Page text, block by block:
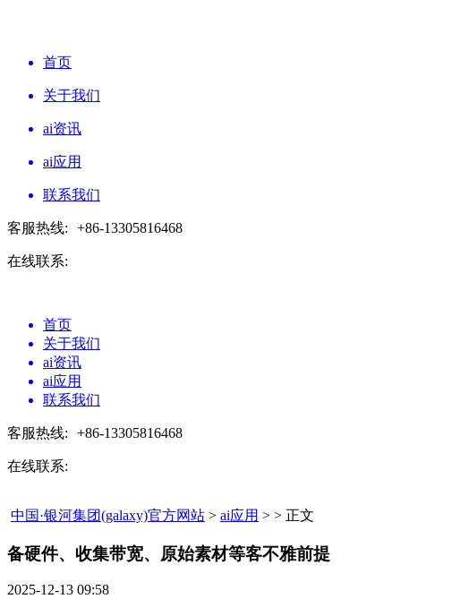
首页
关于我们
ai资讯
ai应用
联系我们
客服热线: +86-13305816468
在线联系:
首页
关于我们
ai资讯
ai应用
联系我们
客服热线: +86-13305816468
在线联系:
中国·银河集团(galaxy)官方网站 > ai应用 > > 正文
备硬件、收集带宽、原始素材等客不雅前提​
2025-12-13 09:58